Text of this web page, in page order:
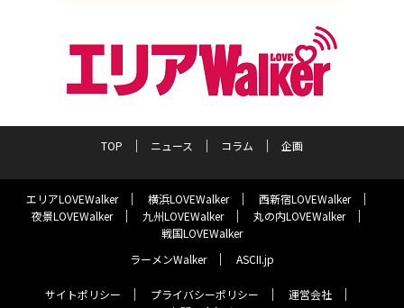
TOP ニュース コラム 企画
エリアLOVEWalker 横浜LOVEWalker
西新宿LOVEWalker
夜景LOVEWalker
九州LOVEWalker
丸の内LOVEWalker
戦国LOVEWalker
ラーメンWalker
ASCII.jp
サイトポリシー プライバシーポリシー
運営会社